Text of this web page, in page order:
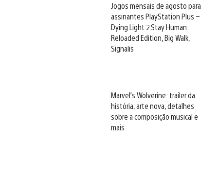
Jogos mensais de agosto para
assinantes PlayStation Plus –
Dying Light 2 Stay Human:
Reloaded Edition, Big Walk,
Signalis
Marvel’s Wolverine: trailer da
história, arte nova, detalhes
sobre a composição musical e
mais